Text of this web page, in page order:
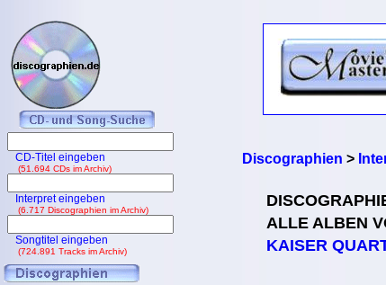
Discographien >
ALLE ALBEN
KAISER
CD-Titel eingeben
(51.694 CDs im Archiv)
Interpret eingeben
(6.717 Discographien im Archiv)
Songtitel eingeben
(724.891 Tracks im Archiv)